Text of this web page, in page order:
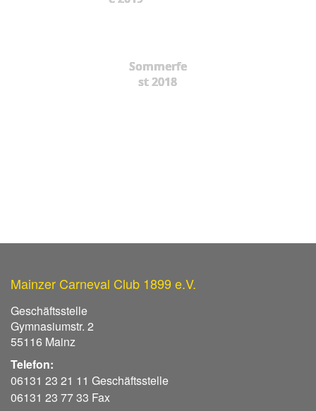
Sommerfe
st 2018
Mainzer Carneval Club 1899 e.V.
Geschäftsstelle
Gymnasiumstr. 2
55116 Mainz
Telefon:
06131 23 21 11 Geschäftsstelle
06131 23 77 33 Fax